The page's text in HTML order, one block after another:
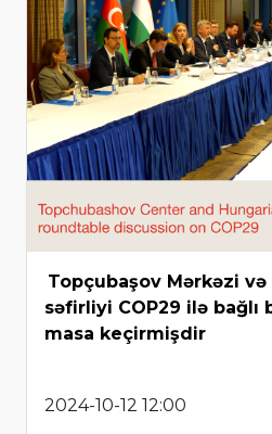
Topçubaşov Mərkəzi və
səfirliyi COP29 ilə bağlı
masa keçirmişdir
2024-10-12 12:00